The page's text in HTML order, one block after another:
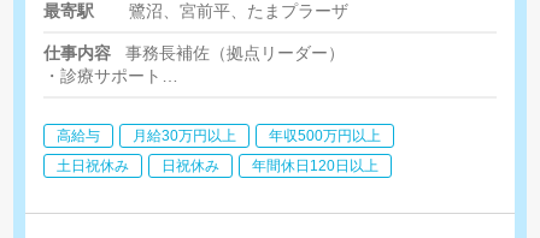
最寄駅
鷺沼、宮前平、たまプラーザ
仕事内容
事務長補佐（拠点リーダー）
・診療サポート
・業務オペレーションの改善
・相談員業務
・集患営業(新規訪問診療患者様の獲得、新規訪問診療先)
高給与 月給30万円以上
年収500万円以上
土日祝休み
日祝休み 年間休日120日以上